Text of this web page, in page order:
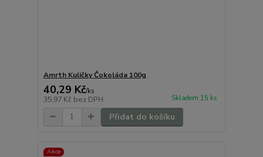
Amrth Kuličky Čokoláda 100g
40,29 Kč/ks
35,97 Kč bez DPH Skladem 15 ks
Přidat do košíku
Akce